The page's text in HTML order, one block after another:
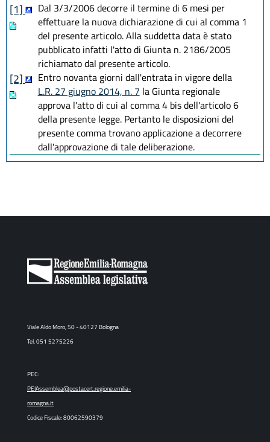
[1]
Dal 3/3/2006 decorre il termine di 6 mesi per
effettuare la nuova dichiarazione di cui al comma 1
del presente articolo. Alla suddetta data è stato
pubblicato infatti l'atto di Giunta n. 2186/2005
richiamato dal presente articolo.
[2]
Entro novanta giorni dall'entrata in vigore della
L.R. 27 giugno 2014, n. 7 la Giunta regionale
approva l'atto di cui al comma 4 bis dell'articolo 6
della presente legge. Pertanto le disposizioni del
presente comma trovano applicazione a decorrere
dall'approvazione di tale deliberazione.
Viale Aldo Moro, 50 - 40127 Bologna
Tel. 051 5275226
PEC:
PEIAssemblea@postacert.regione.emilia-
romagna.it
Codice Fiscale: 80062590379